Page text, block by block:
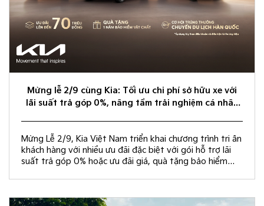
Mừng lễ 2/9 cùng Kia: Tối ưu chi phí sở hữu xe với
lãi suất trả góp 0%, nâng tầm trải nghiệm cá nhân
Mừng Lễ 2/9, Kia Việt Nam triển khai chương trình tri ân
khách hàng với nhiều ưu đãi đặc biệt với gói hỗ trợ lãi
suất trả góp 0% hoặc ưu đãi giá, quà tặng bảo hiểm